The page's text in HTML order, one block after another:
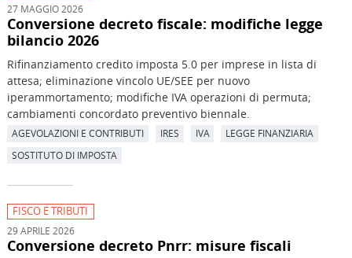
27 MAGGIO 2026
Conversione decreto fiscale: modifiche legge
bilancio 2026
Rifinanziamento credito imposta 5.0 per imprese in lista di
attesa; eliminazione vincolo UE/SEE per nuovo
iperammortamento; modifiche IVA operazioni di permuta;
cambiamenti concordato preventivo biennale.
AGEVOLAZIONI E CONTRIBUTI IRES IVA
LEGGE FINANZIARIA
SOSTITUTO DI IMPOSTA
FISCO E TRIBUTI
29 APRILE 2026
Conversione decreto Pnrr: misure fiscali